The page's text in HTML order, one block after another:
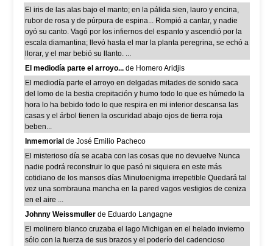
El iris de las alas bajo el manto; en la pálida sien, lauro y encina,
rubor de rosa y de púrpura de espina... Rompió a cantar, y nadie
oyó su canto. Vagó por los infiernos del espanto y ascendió por la
escala diamantina; llevó hasta el mar la planta peregrina, se echó a
llorar, y el mar bebió su llanto. ...
El mediodía parte el arroyo... de Homero Aridjis
El mediodía parte el arroyo en delgadas mitades de sonido saca
del lomo de la bestia crepitación y humo todo lo que es húmedo la
hora lo ha bebido todo lo que respira en mi interior descansa las
casas y el árbol tienen la oscuridad abajo ojos de tierra roja
beben...
Inmemorial de José Emilio Pacheco
El misterioso día se acaba con las cosas que no devuelve Nunca
nadie podrá reconstruir lo que pasó ni siquiera en este más
cotidiano de los mansos días Minutoenigma irrepetible Quedará tal
vez una sombrauna mancha en la pared vagos vestigios de ceniza
en el aire ...
Johnny Weissmuller de Eduardo Langagne
El molinero blanco cruzaba el lago Michigan en el helado invierno
sólo con la fuerza de sus brazos y el poderío del cadencioso